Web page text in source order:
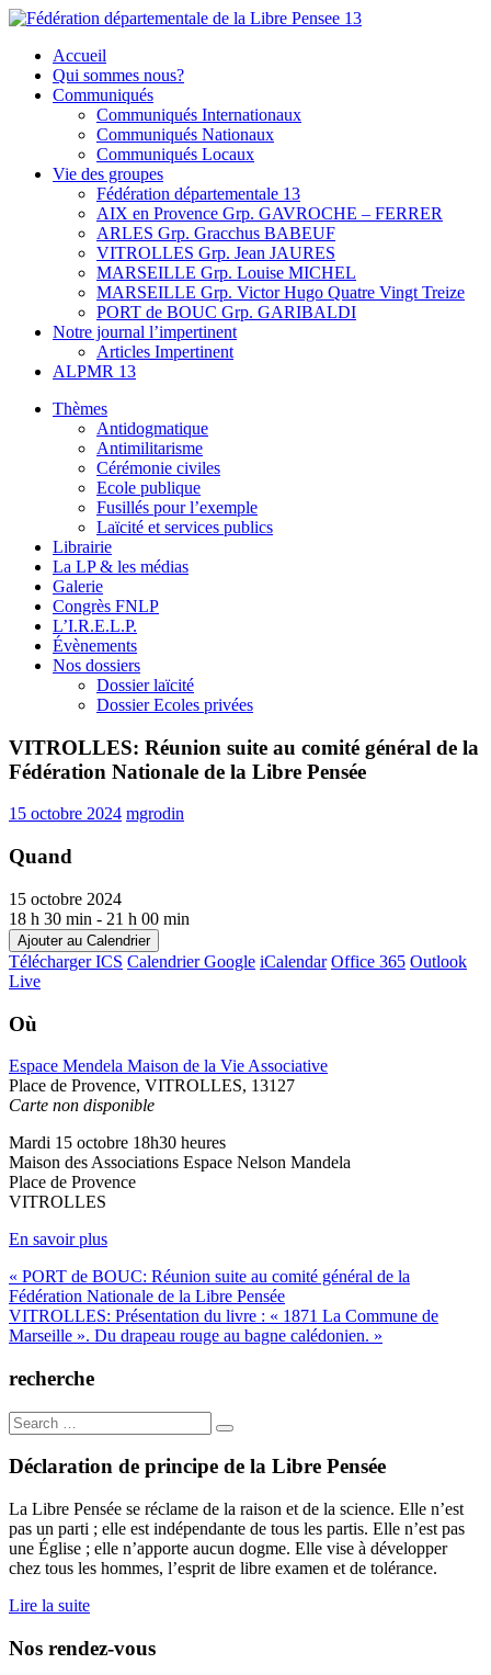
Skip
content
Fédération départementale de la Libre Pensee 13
Membre de la fédération Nationale de la Libre Pensée ni dieu ni
maitre
Accueil
Qui sommes nous?
Communiqués
Communiqués Internationaux
Communiqués Nationaux
Communiqués Locaux
Vie des groupes
Fédération départementale 13
AIX en Provence Grp. GAVROCHE – FERRER
ARLES Grp. Gracchus BABEUF
VITROLLES Grp. Jean JAURES
MARSEILLE Grp. Louise MICHEL
MARSEILLE Grp. Victor Hugo Quatre Vingt Treize
PORT de BOUC Grp. GARIBALDI
Notre journal l’impertinent
Articles Impertinent
ALPMR 13
Thèmes
Antidogmatique
Antimilitarisme
Cérémonie civiles
Ecole publique
Fusillés pour l’exemple
Laïcité et services publics
Librairie
La LP & les médias
Galerie
Congrès FNLP
L’I.R.E.L.P.
Évènements
Nos dossiers
Dossier laïcité
Dossier Ecoles privées
VITROLLES: Réunion suite au comité général de la
Fédération Nationale de la Libre Pensée
15 octobre 2024 mgrodin
Quand
15 octobre 2024
18 h 30 min - 21 h 00 min
Ajouter au Calendrier
Télécharger ICS Calendrier Google iCalendar Office 365 Outlook
Live
Où
Espace Mendela Maison de la Vie Associative
Place de Provence, VITROLLES, 13127
Carte non disponible
Mardi 15 octobre 18h30 heures
Maison des Associations Espace Nelson Mandela
Place de Provence
VITROLLES
En savoir plus
Navigation
de
l’article
« PORT de BOUC: Réunion suite au comité général de la
Fédération Nationale de la Libre Pensée
VITROLLES: Présentation du livre : « 1871 La Commune de
Marseille ». Du drapeau rouge au bagne calédonien. »
recherche
Search
for:
Déclaration de principe de la Libre Pensée
La Libre Pensée se réclame de la raison et de la science. Elle n’est
pas un parti ; elle est indépendante de tous les partis. Elle n’est pas
une Église ; elle n’apporte aucun dogme. Elle vise à développer
chez tous les hommes, l’esprit de libre examen et de tolérance.
Lire la suite
Nos rendez-vous